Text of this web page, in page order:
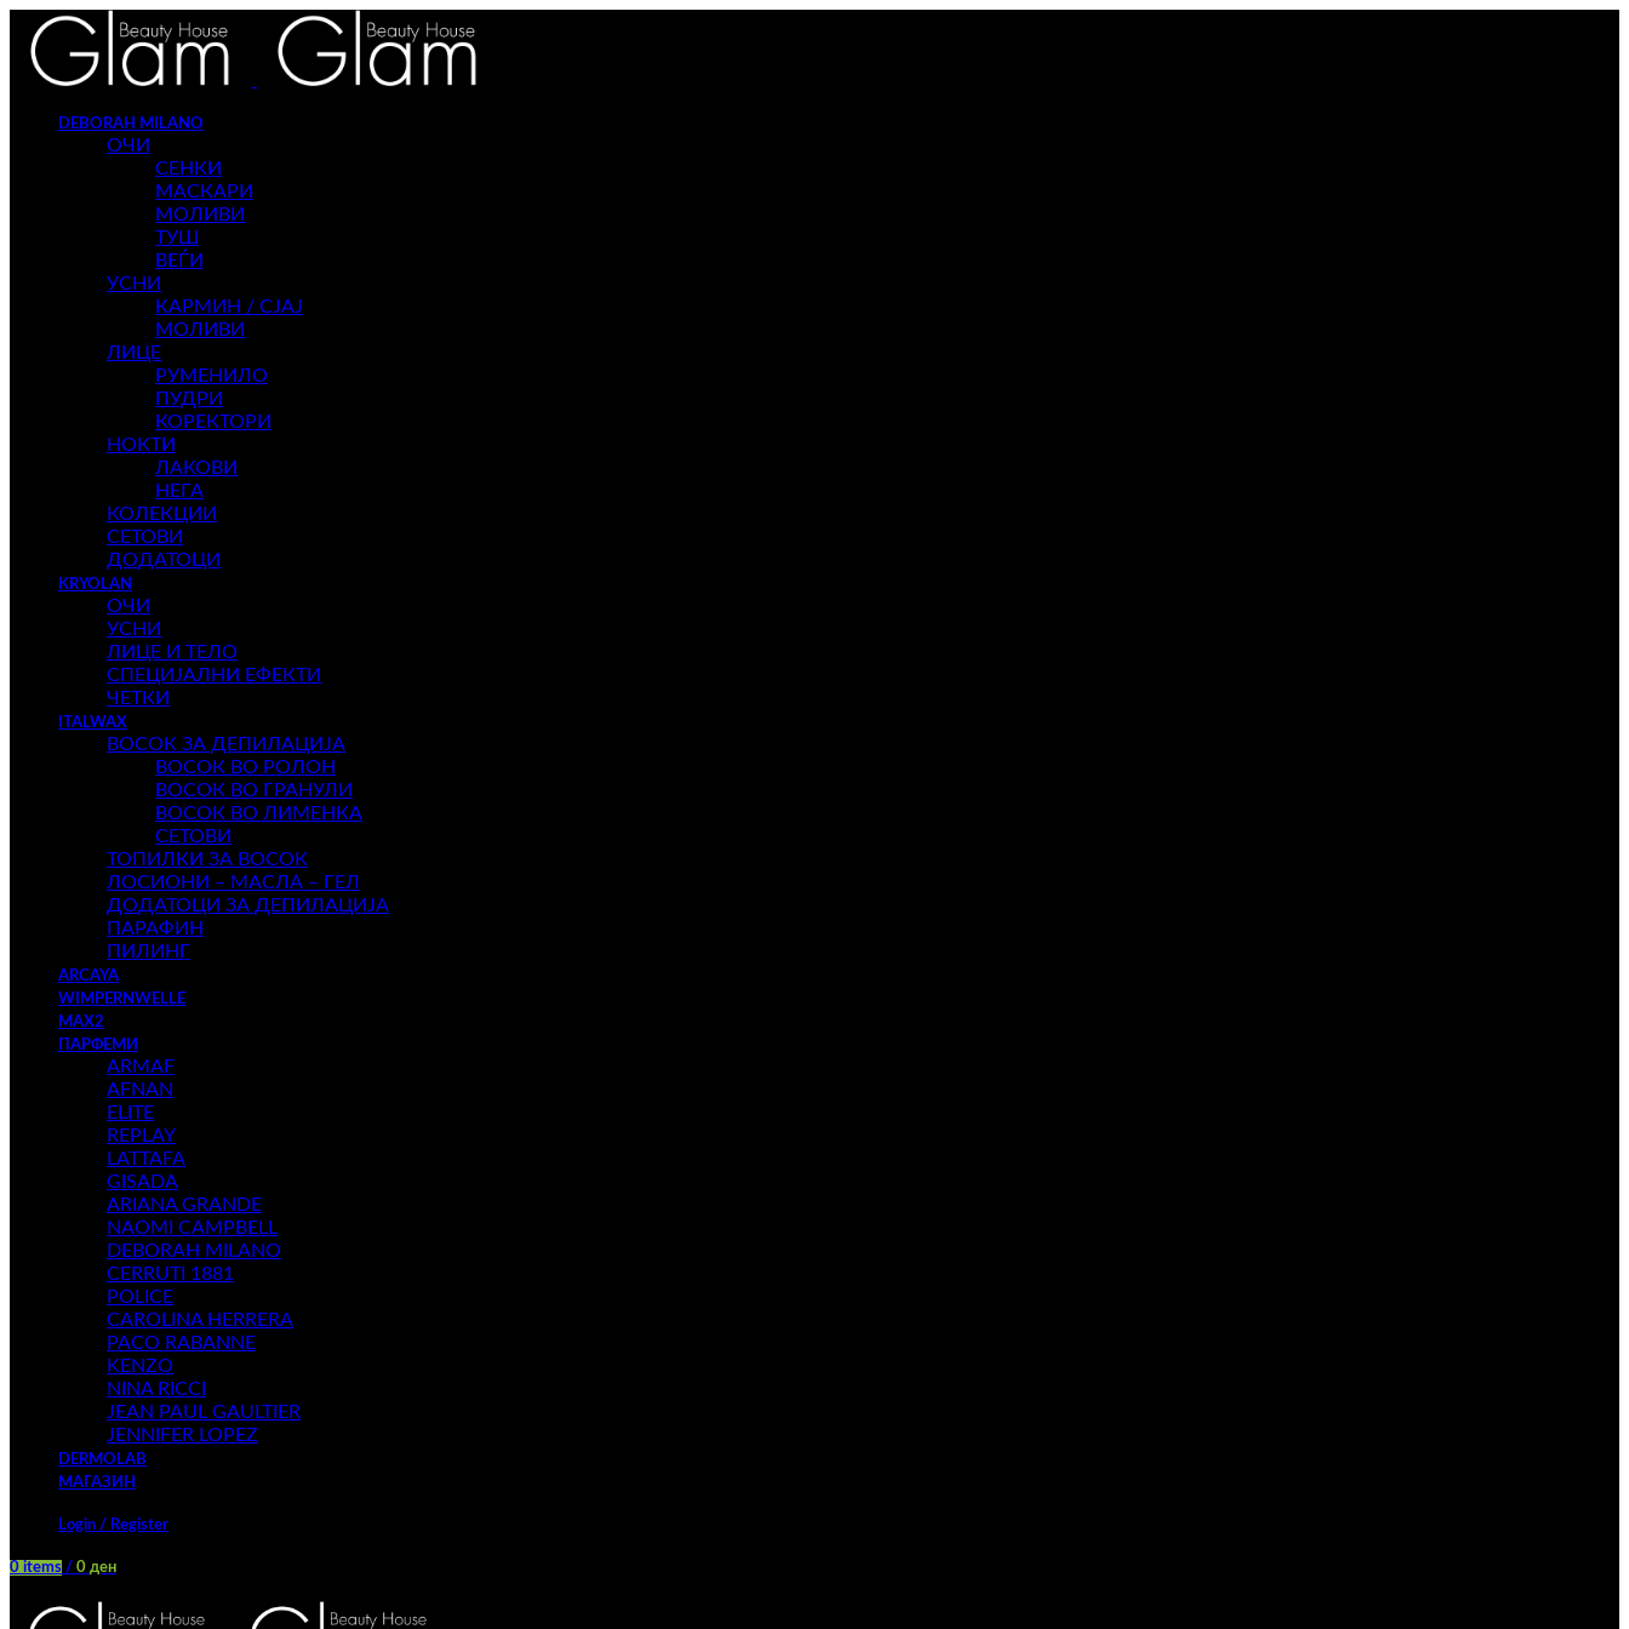
DEBORAH MILANO
ОЧИ
СЕНКИ
МАСКАРИ
МОЛИВИ
ТУШ
ВЕЃИ
УСНИ
КАРМИН / СЈАЈ
МОЛИВИ
ЛИЦЕ
РУМЕНИЛО
ПУДРИ
КОРЕКТОРИ
НОКТИ
ЛАКОВИ
НЕГА
КОЛЕКЦИИ
СЕТОВИ
ДОДАТОЦИ
KRYOLAN
ОЧИ
УСНИ
ЛИЦЕ И ТЕЛО
СПЕЦИЈАЛНИ ЕФЕКТИ
ЧЕТКИ
ITALWAX
ВОСОК ЗА ДЕПИЛАЦИЈА
ВОСОК ВО РОЛОН
ВОСОК ВО ГРАНУЛИ
ВОСОК ВО ЛИМЕНКА
СЕТОВИ
ТОПИЛКИ ЗА ВОСОК
ЛОСИОНИ – МАСЛА – ГЕЛ
ДОДАТОЦИ ЗА ДЕПИЛАЦИЈА
ПАРАФИН
ПИЛИНГ
ARCAYA
WIMPERNWELLE
MAX2
ПАРФЕМИ
ARMAF
AFNAN
ELITE
REPLAY
LATTAFA
GISADA
ARIANA GRANDE
NAOMI CAMPBELL
DEBORAH MILANO
CERRUTI 1881
POLICE
CAROLINA HERRERA
PACO RABANNE
KENZO
NINA RICCI
JEAN PAUL GAULTIER
JENNIFER LOPEZ
DERMOLAB
МАГАЗИН
Login / Register
0 items / 0 ден